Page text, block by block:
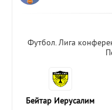
Футбол. Лига
Бейтар Иерусалим